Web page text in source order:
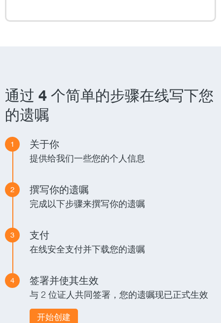
通过 4 个简单的步骤在线写下您
的遗嘱
1 关于你
提供给我们一些您的个人信息
2 撰写你的遗嘱
完成以下步骤来撰写你的遗嘱
3 支付
在线安全支付并下载您的遗嘱
4 签署并使其生效
与 2 位证人共同签署，您的遗嘱现已正式生效
开始创建